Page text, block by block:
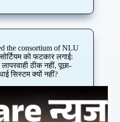
the consortium of NLU
को फटकार लगाई:
ठीक नहीं, पूछा-
सिस्टम क्यों नहीं?